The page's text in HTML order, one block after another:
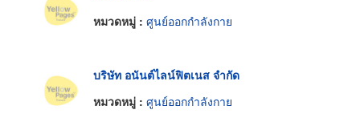
หมวดหมู่ : ศูนย์ออกกำลังกาย
บริษัท อนันต์ไลน์ฟิตเนส จำกัด
หมวดหมู่ : ศูนย์ออกกำลังกาย